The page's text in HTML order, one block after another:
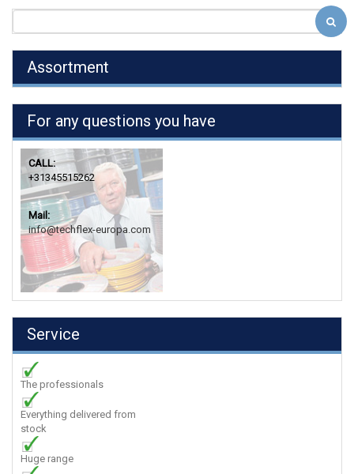
Assortment
For any questions you have
CALL:
+31345515262
Mail:
info@techflex-europa.com
Service
The professionals
Everything delivered from
stock
Huge range